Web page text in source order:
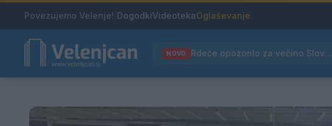
Povezujemo Velenje! DogodkiVideotekaOglaševanje
NOVO Rdeče opozorilo za večino Slovenije, temperature bodo segale do 39 °C